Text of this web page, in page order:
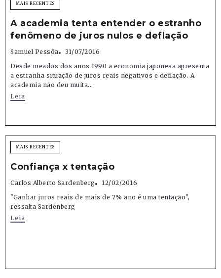
MAIS RECENTES
A academia tenta entender o estranho
fenômeno de juros nulos e deflação
Samuel Pessôa
31/07/2016
Desde meados dos anos 1990 a economia japonesa apresenta
a estranha situação de juros reais negativos e deflação. A
academia não deu muita...
Leia
MAIS RECENTES
Confiança x tentação
Carlos Alberto Sardenberg
12/02/2016
"Ganhar juros reais de mais de 7% ano é uma tentação",
ressalta Sardenberg
Leia